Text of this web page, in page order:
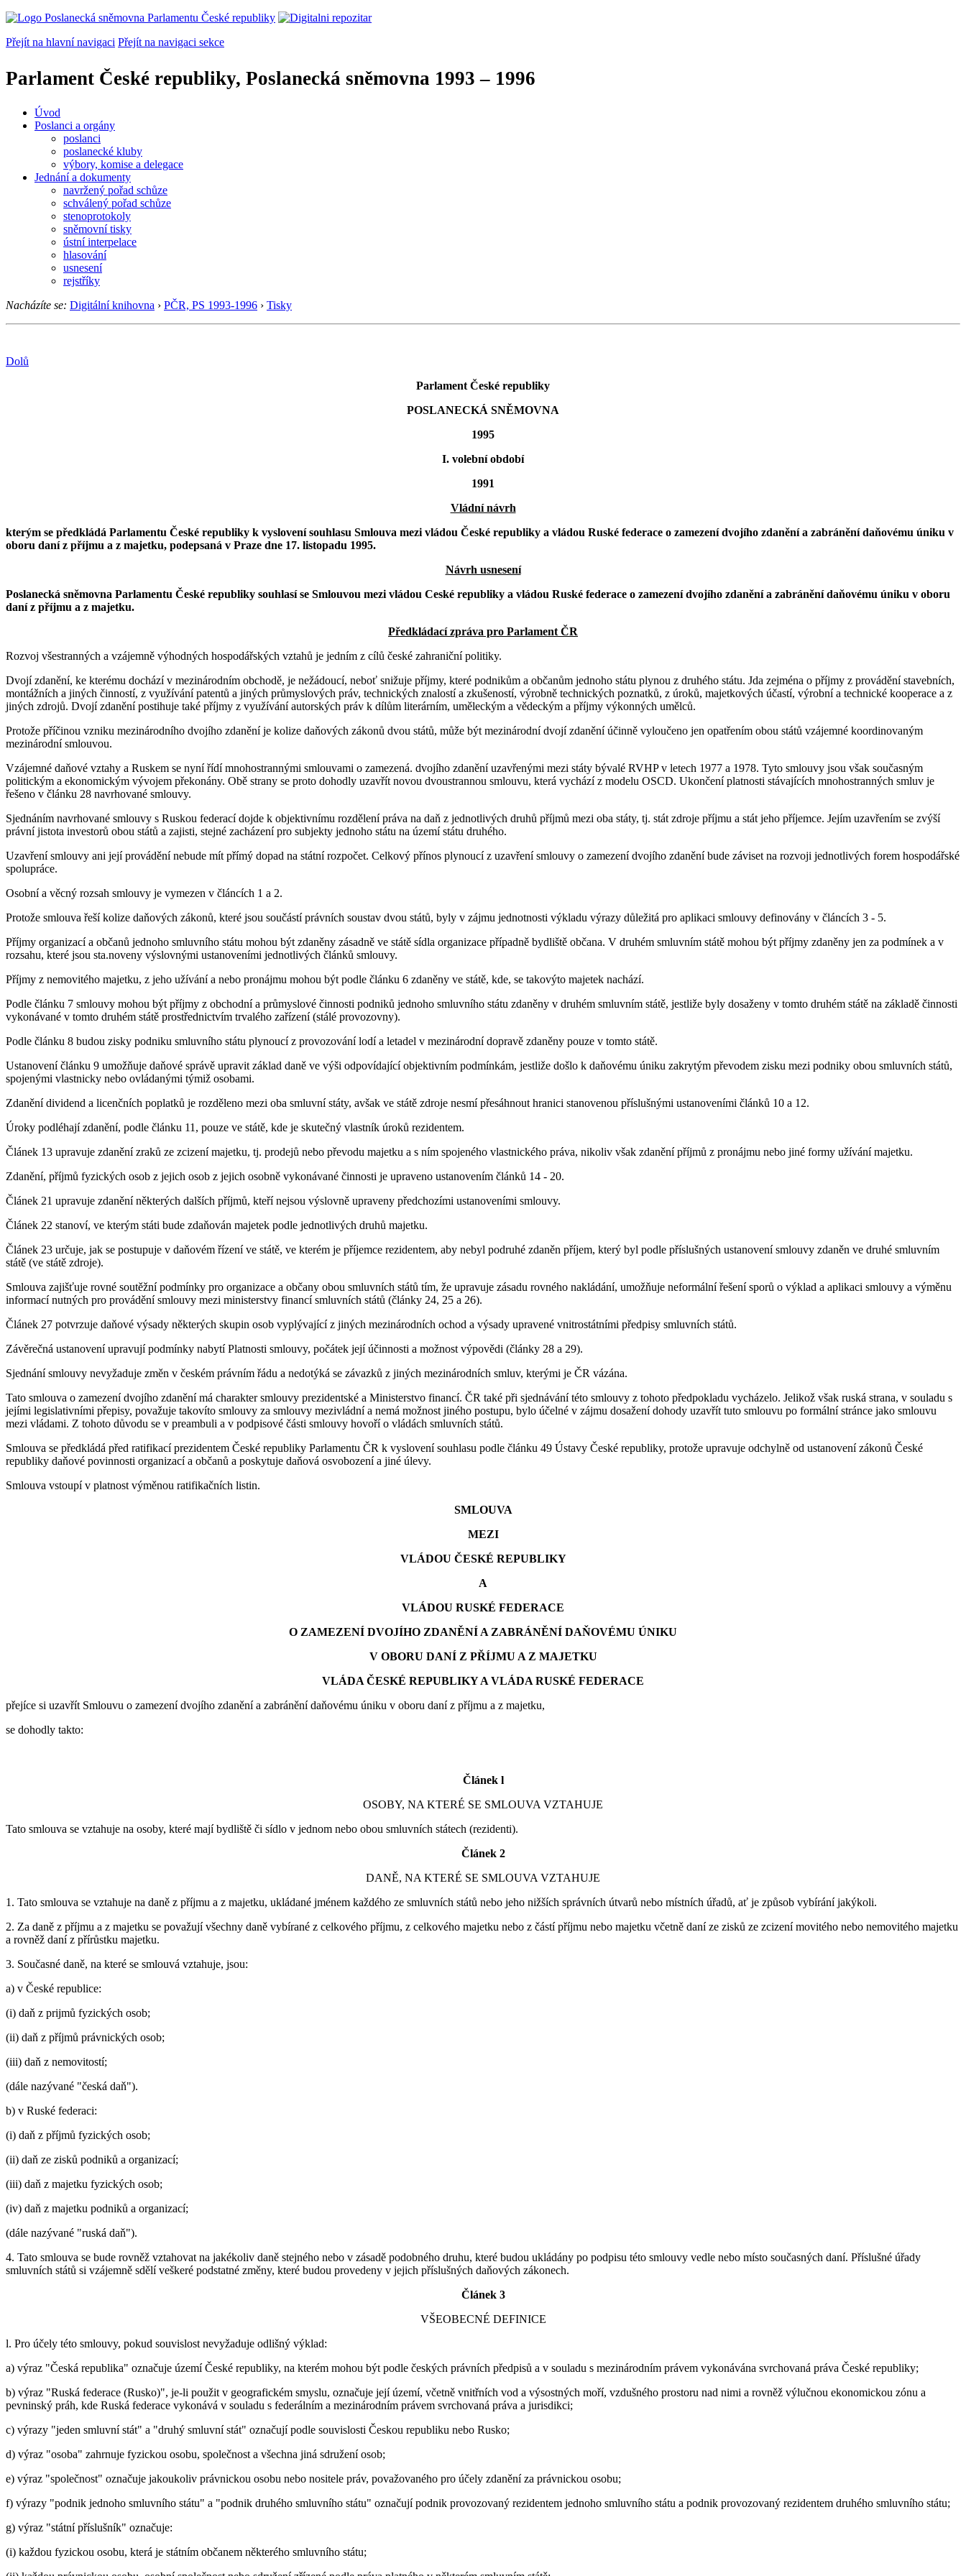
Přejít na hlavní navigaci Přejít na navigaci sekce
Parlament České republiky, Poslanecká sněmovna 1993 – 1996
Úvod
Poslanci a orgány
poslanci
poslanecké kluby
výbory, komise a delegace
Jednání a dokumenty
navržený pořad schůze
schválený pořad schůze
stenoprotokoly
sněmovní tisky
ústní interpelace
hlasování
usnesení
rejstříky
Nacházíte se: Digitální knihovna › PČR, PS 1993-1996 › Tisky
Dolů
Parlament České republiky
POSLANECKÁ SNĚMOVNA
1995
I. volební období
1991
Vládní návrh
kterým se předkládá Parlamentu České republiky k vyslovení souhlasu Smlouva mezi vládou České republiky a vládou Ruské federace o zamezení dvojího zdanění a zabránění daňovému úniku v
oboru daní z příjmu a z majetku, podepsaná v Praze dne 17. listopadu 1995.
Návrh usnesení
Poslanecká sněmovna Parlamentu České republiky souhlasí se Smlouvou mezi vládou Ceské republiky a vládou Ruské federace o zamezení dvojího zdanění a zabránění daňovému úniku v oboru
daní z příjmu a z majetku.
Předkládací zpráva pro Parlament ČR
Rozvoj všestranných a vzájemně výhodných hospodářských vztahů je jedním z cílů české zahraniční politiky.
Dvojí zdanění, ke kterému dochází v mezinárodním obchodě, je nežádoucí, neboť snižuje příjmy, které podnikům a občanům jednoho státu plynou z druhého státu. Jda zejména o příjmy z provádění stavebních,
montážních a jiných činností, z využívání patentů a jiných průmyslových práv, technických znalostí a zkušeností, výrobně technických poznatků, z úroků, majetkových účastí, výrobní a technické kooperace a z
jiných zdrojů. Dvojí zdanění postihuje také příjmy z využívání autorských práv k dílům literárním, uměleckým a vědeckým a příjmy výkonných umělců.
Protože příčinou vzniku mezinárodního dvojího zdanění je kolize daňových zákonů dvou států, může být mezinárodní dvojí zdanění účinně vyloučeno jen opatřením obou států vzájemné koordinovaným
mezinárodní smlouvou.
Vzájemné daňové vztahy a Ruskem se nyní řídí mnohostrannými smlouvami o zamezená. dvojího zdanění uzavřenými mezi státy bývalé RVHP v letech 1977 a 1978. Tyto smlouvy jsou však současným
politickým a ekonomickým vývojem překonány. Obě strany se proto dohodly uzavřít novou dvoustrannou smlouvu, která vychází z modelu OSCD. Ukončení platnosti stávajících mnohostranných smluv je
řešeno v článku 28 navrhované smlouvy.
Sjednáním navrhované smlouvy s Ruskou federací dojde k objektivnímu rozdělení práva na daň z jednotlivých druhů příjmů mezi oba státy, tj. stát zdroje příjmu a stát jeho příjemce. Jejím uzavřením se zvýší
právní jistota investorů obou států a zajisti, stejné zacházení pro subjekty jednoho státu na území státu druhého.
Uzavření smlouvy ani její provádění nebude mít přímý dopad na státní rozpočet. Celkový přínos plynoucí z uzavření smlouvy o zamezení dvojího zdanění bude záviset na rozvoji jednotlivých forem hospodářské
spolupráce.
Osobní a věcný rozsah smlouvy je vymezen v článcích 1 a 2.
Protože smlouva řeší kolize daňových zákonů, které jsou součástí právních soustav dvou států, byly v zájmu jednotnosti výkladu výrazy důležitá pro aplikaci smlouvy definovány v článcích 3 - 5.
Příjmy organizací a občanů jednoho smluvního státu mohou být zdaněny zásadně ve státě sídla organizace případně bydliště občana. V druhém smluvním státě mohou být příjmy zdaněny jen za podmínek a v
rozsahu, které jsou sta.noveny výslovnými ustanoveními jednotlivých článků smlouvy.
Příjmy z nemovitého majetku, z jeho užívání a nebo pronájmu mohou být podle článku 6 zdaněny ve státě, kde, se takovýto majetek nachází.
Podle článku 7 smlouvy mohou být příjmy z obchodní a průmyslové činnosti podniků jednoho smluvního státu zdaněny v druhém smluvním státě, jestliže byly dosaženy v tomto druhém státě na základě činnosti
vykonávané v tomto druhém státě prostřednictvím trvalého zařízení (stálé provozovny).
Podle článku 8 budou zisky podniku smluvního státu plynoucí z provozování lodí a letadel v mezinárodní dopravě zdaněny pouze v tomto státě.
Ustanovení článku 9 umožňuje daňové správě upravit základ daně ve výši odpovídající objektivním podmínkám, jestliže došlo k daňovému úniku zakrytým převodem zisku mezi podniky obou smluvních států,
spojenými vlastnicky nebo ovládanými týmiž osobami.
Zdanění dividend a licenčních poplatků je rozděleno mezi oba smluvní státy, avšak ve státě zdroje nesmí přesáhnout hranici stanovenou příslušnými ustanoveními článků 10 a 12.
Úroky podléhají zdanění, podle článku 11, pouze ve státě, kde je skutečný vlastník úroků rezidentem.
Článek 13 upravuje zdanění zraků ze zcizení majetku, tj. prodejů nebo převodu majetku a s ním spojeného vlastnického práva, nikoliv však zdanění příjmů z pronájmu nebo jiné formy užívání majetku.
Zdanění, příjmů fyzických osob z jejich osob z jejich osobně vykonávané činnosti je upraveno ustanovením článků 14 - 20.
Článek 21 upravuje zdanění některých dalších příjmů, kteří nejsou výslovně upraveny předchozími ustanoveními smlouvy.
Článek 22 stanoví, ve kterým státi bude zdaňován majetek podle jednotlivých druhů majetku.
Článek 23 určuje, jak se postupuje v daňovém řízení ve státě, ve kterém je příjemce rezidentem, aby nebyl podruhé zdaněn příjem, který byl podle příslušných ustanovení smlouvy zdaněn ve druhé smluvním
státě (ve státě zdroje).
Smlouva zajišťuje rovné soutěžní podmínky pro organizace a občany obou smluvních států tím, že upravuje zásadu rovného nakládání, umožňuje neformální řešení sporů o výklad a aplikaci smlouvy a výměnu
informací nutných pro provádění smlouvy mezi ministerstvy financí smluvních států (články 24, 25 a 26).
Článek 27 potvrzuje daňové výsady některých skupin osob vyplývající z jiných mezinárodních ochod a výsady upravené vnitrostátními předpisy smluvních států.
Závěrečná ustanovení upravují podmínky nabytí Platnosti smlouvy, počátek její účinnosti a možnost výpovědi (články 28 a 29).
Sjednání smlouvy nevyžaduje změn v českém právním řádu a nedotýká se závazků z jiných mezinárodních smluv, kterými je ČR vázána.
Tato smlouva o zamezení dvojího zdanění má charakter smlouvy prezidentské a Ministerstvo financí. ČR také při sjednávání této smlouvy z tohoto předpokladu vycházelo. Jelikož však ruská strana, v souladu s
jejími legislativními přepisy, považuje takovíto smlouvy za smlouvy mezivládní a nemá možnost jiného postupu, bylo účelné v zájmu dosažení dohody uzavřít tuto smlouvu po formální stránce jako smlouvu
mezi vládami. Z tohoto důvodu se v preambuli a v podpisové části smlouvy hovoří o vládách smluvních států.
Smlouva se předkládá před ratifikací prezidentem České republiky Parlamentu ČR k vyslovení souhlasu podle článku 49 Ústavy České republiky, protože upravuje odchylně od ustanovení zákonů České
republiky daňové povinnosti organizací a občanů a poskytuje daňová osvobození a jiné úlevy.
Smlouva vstoupí v platnost výměnou ratifikačních listin.
SMLOUVA
MEZI
VLÁDOU ČESKÉ REPUBLIKY
A
VLÁDOU RUSKÉ FEDERACE
O ZAMEZENÍ DVOJÍHO ZDANĚNÍ A ZABRÁNĚNÍ DAŇOVÉMU ÚNIKU
V OBORU DANÍ Z PŘÍJMU A Z MAJETKU
VLÁDA ČESKÉ REPUBLIKY A VLÁDA RUSKÉ FEDERACE
přejíce si uzavřít Smlouvu o zamezení dvojího zdanění a zabránění daňovému úniku v oboru daní z příjmu a z majetku,
se dohodly takto:
Článek l
OSOBY, NA KTERÉ SE SMLOUVA VZTAHUJE
Tato smlouva se vztahuje na osoby, které mají bydliště či sídlo v jednom nebo obou smluvních státech (rezidenti).
Článek 2
DANĚ, NA KTERÉ SE SMLOUVA VZTAHUJE
1. Tato smlouva se vztahuje na daně z příjmu a z majetku, ukládané jménem každého ze smluvních států nebo jeho nižších správních útvarů nebo místních úřadů, ať je způsob vybírání jakýkoli.
2. Za daně z příjmu a z majetku se považují všechny daně vybírané z celkového příjmu, z celkového majetku nebo z částí příjmu nebo majetku včetně daní ze zisků ze zcizení movitého nebo nemovitého majetku
a rovněž daní z přírůstku majetku.
3. Současné daně, na které se smlouvá vztahuje, jsou:
a) v České republice:
(i) daň z prijmů fyzických osob;
(ii) daň z příjmů právnických osob;
(iii) daň z nemovitostí;
(dále nazývané "česká daň").
b) v Ruské federaci:
(i) daň z příjmů fyzických osob;
(ii) daň ze zisků podniků a organizací;
(iii) daň z majetku fyzických osob;
(iv) daň z majetku podniků a organizací;
(dále nazývané "ruská daň").
4. Tato smlouva se bude rovněž vztahovat na jakékoliv daně stejného nebo v zásadě podobného druhu, které budou ukládány po podpisu této smlouvy vedle nebo místo současných daní. Příslušné úřady
smluvních států si vzájemně sdělí veškeré podstatné změny, které budou provedeny v jejich příslušných daňových zákonech.
Článek 3
VŠEOBECNÉ DEFINICE
l. Pro účely této smlouvy, pokud souvislost nevyžaduje odlišný výklad:
a) výraz "Česká republika" označuje území České republiky, na kterém mohou být podle českých právních předpisů a v souladu s mezinárodním právem vykonávána svrchovaná práva České republiky;
b) výraz "Ruská federace (Rusko)", je-li použit v geografickém smyslu, označuje její území, včetně vnitřních vod a výsostných moří, vzdušného prostoru nad nimi a rovněž výlučnou ekonomickou zónu a
pevninský práh, kde Ruská federace vykonává v souladu s federálním a mezinárodním právem svrchovaná práva a jurisdikci;
c) výrazy "jeden smluvní stát" a "druhý smluvní stát" označují podle souvislosti Českou republiku nebo Rusko;
d) výraz "osoba" zahrnuje fyzickou osobu, společnost a všechna jiná sdružení osob;
e) výraz "společnost" označuje jakoukoliv právnickou osobu nebo nositele práv, považovaného pro účely zdanění za právnickou osobu;
f) výrazy "podnik jednoho smluvního státu" a "podnik druhého smluvního státu" označují podnik provozovaný rezidentem jednoho smluvního státu a podnik provozovaný rezidentem druhého smluvního státu;
g) výraz "státní příslušník" označuje:
(i) každou fyzickou osobu, která je státním občanem některého smluvního státu;